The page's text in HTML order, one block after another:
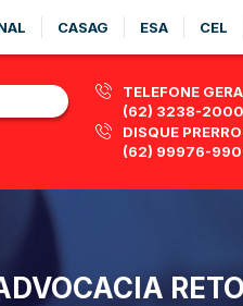
CASAG ESA CEL
TELEFONE
(62) 3238-2000
DISQUE
(62) 99976-